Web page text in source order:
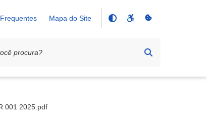
Mapa do Site
001 2025.pdf